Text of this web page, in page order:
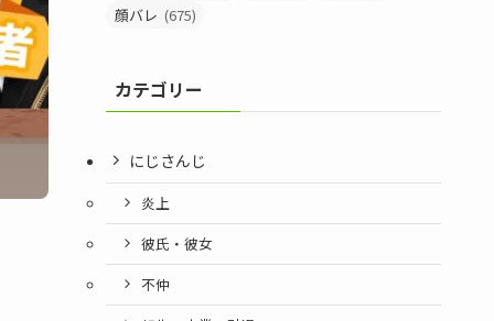
顔バレ (675)
カテゴリー
にじさんじ
炎上
彼氏・彼女
不仲